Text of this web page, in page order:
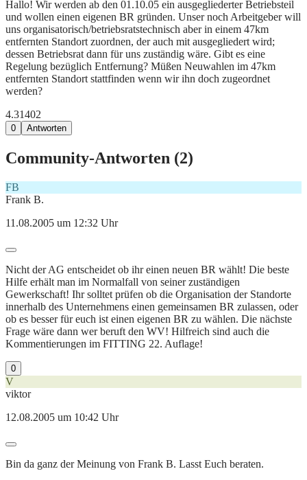
Hallo! Wir werden ab den 01.10.05 ein ausgegliederter Betriebsteil
und wollen einen eigenen BR gründen. Unser noch Arbeitgeber will
uns organisatorisch/betriebsratstechnisch aber in einem 47km
entfernten Standort zuordnen, der auch mit ausgegliedert wird;
dessen Betriebsrat dann für uns zuständig wäre. Gibt es eine
Regelung bezüglich Entfernung? Müßen Neuwahlen im 47km
entfernten Standort stattfinden wenn wir ihn doch zugeordnet
werden?
4.31402
0 Antworten
Community-Antworten (2)
FB
Frank B.
11.08.2005 um 12:32 Uhr
Nicht der AG entscheidet ob ihr einen neuen BR wählt! Die beste
Hilfe erhält man im Normalfall von seiner zuständigen
Gewerkschaft! Ihr solltet prüfen ob die Organisation der Standorte
innerhalb des Unternehmens einen gemeinsamen BR zulassen, oder
ob es besser für euch ist einen eigenen BR zu wählen. Die nächste
Frage wäre dann wer beruft den WV! Hilfreich sind auch die
Kommentierungen im FITTING 22. Auflage!
0
V
viktor
12.08.2005 um 10:42 Uhr
Bin da ganz der Meinung von Frank B. Lasst Euch beraten.